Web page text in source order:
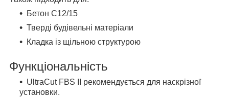
Бетон С12/15
Тверді будівельні матеріали
Кладка із щільною структурою
Функціональність
UltraCut FBS II рекомендується для наскрізної
установки.